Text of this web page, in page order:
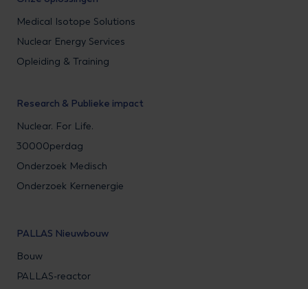
Medical Isotope Solutions
Nuclear Energy Services
Opleiding & Training
Research & Publieke impact
Nuclear. For Life.
30000perdag
Onderzoek Medisch
Onderzoek Kernenergie
PALLAS Nieuwbouw
Bouw
PALLAS-reactor